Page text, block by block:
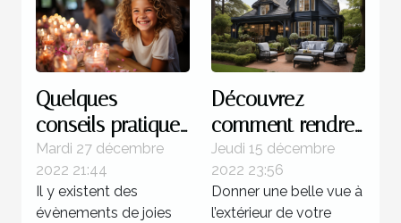
Quelques
conseils pratiques
pour réussir
l'organisation d'un
anniversaire
Mardi 27 décembre
2022 21:44
Il y existent des
évènements de joies
Découvrez
comment rendre
magnifique
l’extérieur de
votre maison
Jeudi 15 décembre
2022 23:56
Donner une belle vue à
l’extérieur de votre